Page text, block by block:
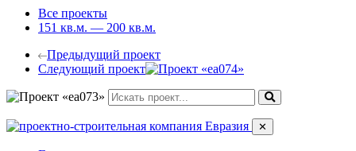
Все проекты
151 кв.м. — 200 кв.м.
Предыдущий проект
Следующий проект
✕